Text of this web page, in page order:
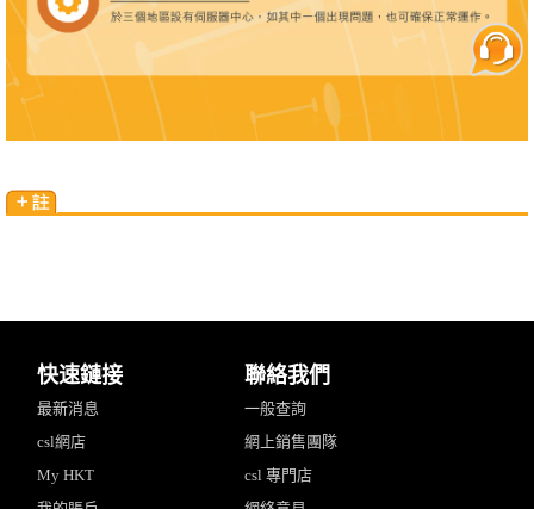
快速鏈接
最新消息
csl網店
My HKT
聯絡我們
一般查詢
網上銷售團隊
csl 專門店